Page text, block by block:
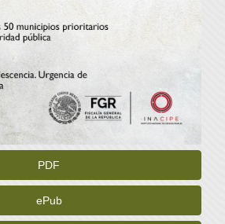
PDF
ePub